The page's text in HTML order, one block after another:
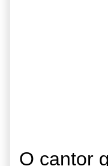
O cantor